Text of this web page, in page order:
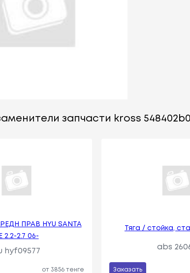
запчасти kross
ПРАВ HYU SANTA
2.2-2.7 06-
hyf09577
от 3856 тенге
Тяга / стойка,
abs
Заказать